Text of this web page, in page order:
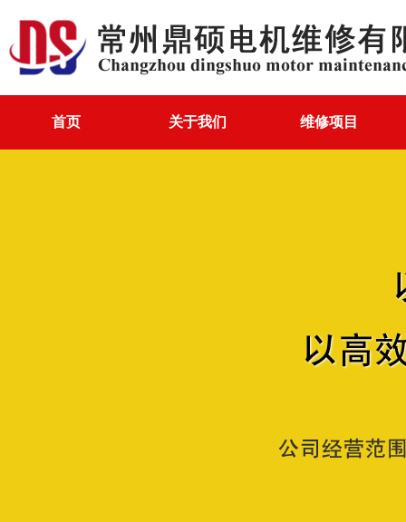
首页 关于我们 维修项目